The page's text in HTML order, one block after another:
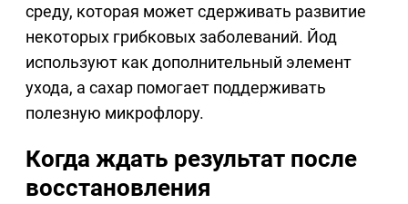
среду, которая может сдерживать развитие
некоторых грибковых заболеваний. Йод
используют как дополнительный элемент
ухода, а сахар помогает поддерживать
полезную микрофлору.
Когда ждать результат после
восстановления